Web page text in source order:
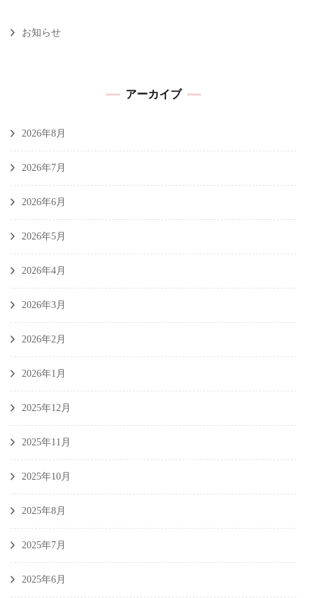
お知らせ
アーカイブ
2026年8月
2026年7月
2026年6月
2026年5月
2026年4月
2026年3月
2026年2月
2026年1月
2025年12月
2025年11月
2025年10月
2025年8月
2025年7月
2025年6月